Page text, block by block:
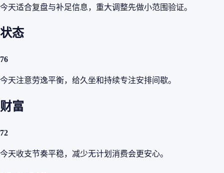
今天适合复盘与补足信息，重大调整先做小范围验证。
状态
76
今天注意劳逸平衡，给久坐和持续专注安排间歇。
财富
72
今天收支节奏平稳，减少无计划消费会更安心。